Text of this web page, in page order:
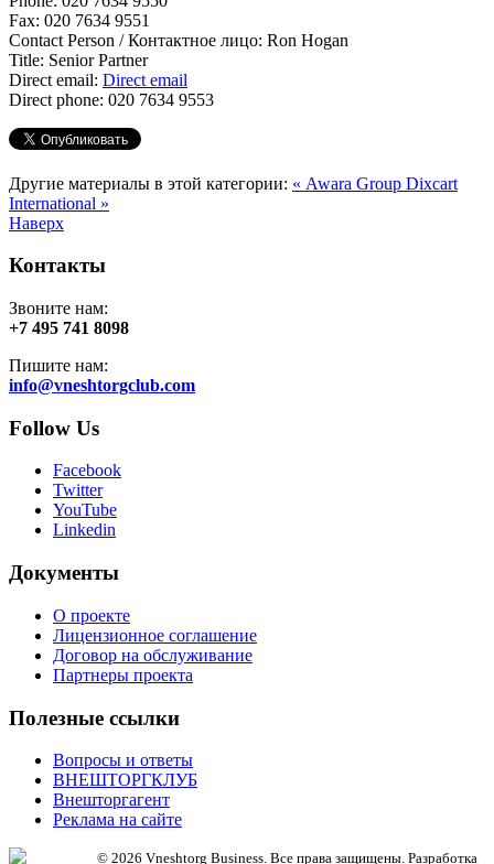
Fax: 020 7634 9551
Contact Person / Контактное лицо: Ron Hogan
Title: Senior Partner
Direct email: Direct email
Direct phone: 020 7634 9553
Другие материалы в этой категории: « Awara Group Dixcart
International »
Наверх
Контакты
Звоните нам:
+7 495 741 8098
Пишите нам:
info@vneshtorgclub.com
Follow Us
Facebook
Twitter
YouTube
Linkedin
Документы
О проекте
Лицензионное соглашение
Договор на обслуживание
Партнеры проекта
Полезные ссылки
Вопросы и ответы
ВНЕШТОРГКЛУБ
Внешторгагент
Реклама на сайте
© 2026 Vneshtorg Business. Все права защищены. Разработка